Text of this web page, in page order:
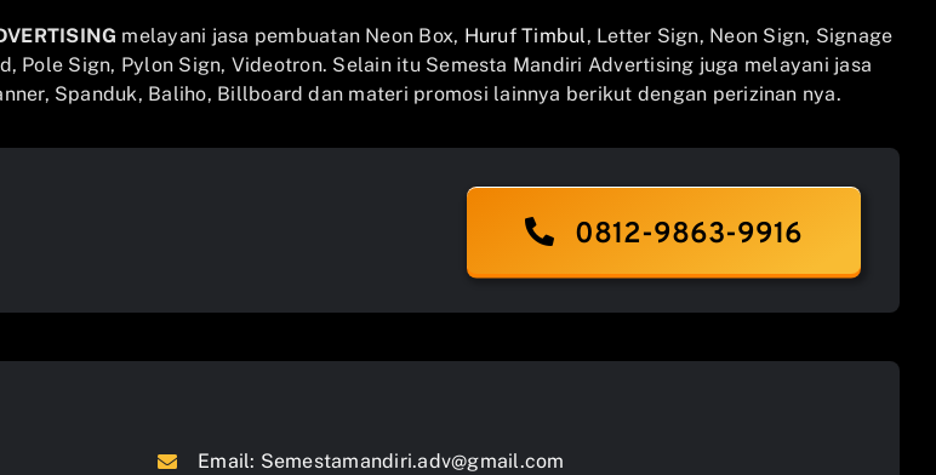
melayani jasa pembuatan Neon Box, Huruf Timbul, Letter Sign, Neon Sign, Signage
Pole Sign, Pylon Sign, Videotron. Selain itu Semesta Mandiri Advertising juga melayani jasa
Spanduk, Baliho, Billboard dan materi promosi lainnya berikut dengan perizinan nya.
0812-9863-9916
Email: Semestamandiri.adv@gmail.com